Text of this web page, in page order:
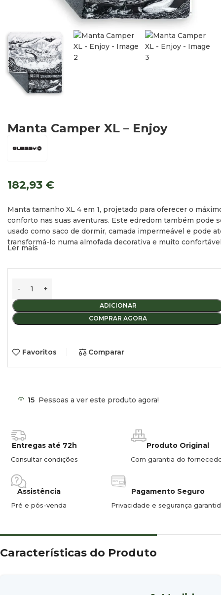
Manta Camper XL – Enjoy
182,93 €
Manta tamanho XL 4 em 1, projetado para oferecer o
conforto nas suas aventuras. Este edredom também pode
usado como saco de dormir, camada impermeável e pode
transformá-lo numa almofada decorativa e muito
Toque suave
Ler mais
ADICIONAR
COMPRAR AGORA
Favoritos Comparar
15 Pessoas a ver este produto agora!
Entregas até 72h
Consultar condições
Produto Original
Com garantia do
Assistência
Pré e pós-venda
Pagamento Seguro
Privacidade e segurança
Características do Produto